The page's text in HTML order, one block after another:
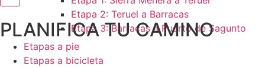
Etapa 2: Teruel a Barracas
Etapa 3: Barracas a Puerto de Sagunto
PLANIFICA TU CAMINO
Etapas a pie
Etapas a bicicleta